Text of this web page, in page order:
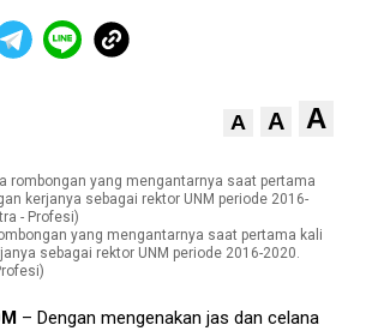
A A A
yang mengantarnya saat pertama kali
sebagai rektor UNM periode 2016-2020.
– Dengan mengenakan jas dan celana